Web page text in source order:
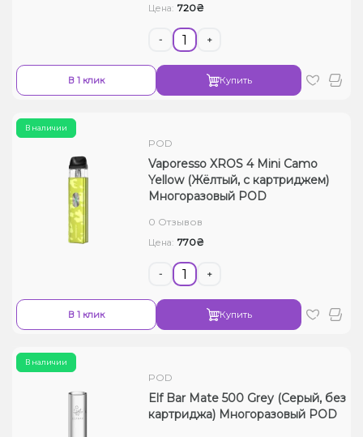
Цена: 720₴
- +
В 1 клик Купить
В наличии
POD
Vaporesso XROS 4 Mini Camo
Yellow (Жёлтый, с картриджем)
Многоразовый POD
0 Отзывов
Цена: 770₴
- +
В 1 клик Купить
В наличии
POD
Elf Bar Mate 500 Grey (Серый, без
картриджа) Многоразовый POD